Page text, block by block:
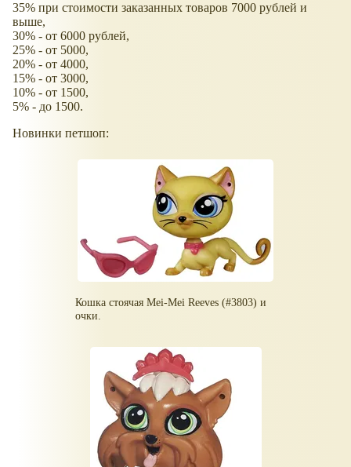
35% при стоимости заказанных товаров 7000 рублей и
выше,
30% - от 6000 рублей,
25% - от 5000,
20% - от 4000,
15% - от 3000,
10% - от 1500,
5% - до 1500.
Новинки петшоп:
Кошка стоячая Mei-Mei Reeves (#3803) и
очки.